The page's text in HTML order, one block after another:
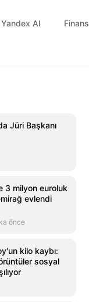
Yandex AI Finans
Jüri Başkanı
3 milyon euroluk
evlendi
önce
kilo kaybı:
sosyal